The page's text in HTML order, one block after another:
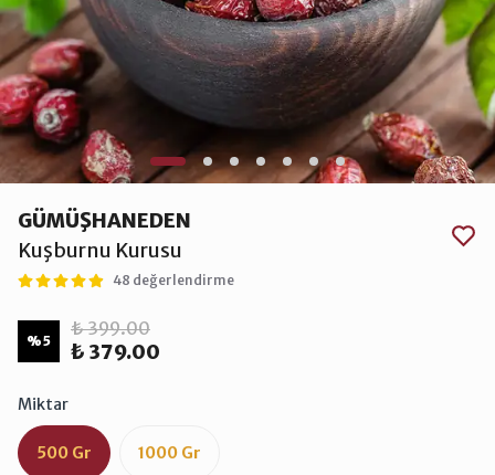
GÜMÜŞHANEDEN
Kuşburnu Kurusu
48 değerlendirme
%5
₺ 399.00
₺ 379.00
Miktar
500 Gr 1000 Gr